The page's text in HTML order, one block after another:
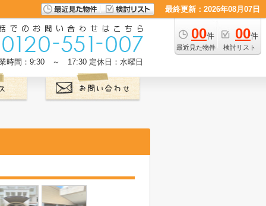
最終更新：2026年08月07日
00件
最近見た物件
00件
検討リスト
時間：9:30 ～ 17:30 定休日：水曜日